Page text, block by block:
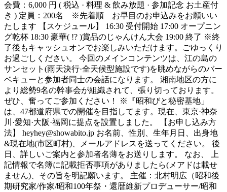
会費：6,000 円 ( 税込 · 料理 & 飲み放題 · 参加記念 お土産付
き ) 定員：200名 ※先着順 お早目のお申込みをお願いい
たします 【スケジュール】 16:30 受付開始 17:00 オープニン
グ乾杯 18:30 豪華( !? )賞品のじゃんけん大会 19:00 終了 ※終
了後もキャッシュオンでお楽しみいただけます。ごゆっくり
お過ごしください。 今回のメインコンテンツは、江の島の
サンセット(雨天決行·全天候型施設です)を眺めながらのバー
ベキューと参加者同士の会話になります。 湘南地区の方に
より総勢9名の幹事会が組織されて、張り切っております。
ぜひ、奮ってご参加ください！ ※『昭和びと秘密基地」
は、47都道府県での開催を目指してます。現在、東京·神奈
川·愛知·大阪·福岡に提点を設置しました。 【お申し込み方
法】 heyhey@showabito.jp お名前、性別、生年月日、出身地
&現在地(市区町村)、メールアドレスを送ってください。 後
日、詳しいご案内と参加者名薄をお送りします。 なお、 上
記情報で名簿に記載拒否事項がありましたら(メアドは載せ
ません)、その旨を明記願います。 主催：北村明広（昭和後
期研究家/作家/昭和100年祭・還暦維新プロデューサー/昭和